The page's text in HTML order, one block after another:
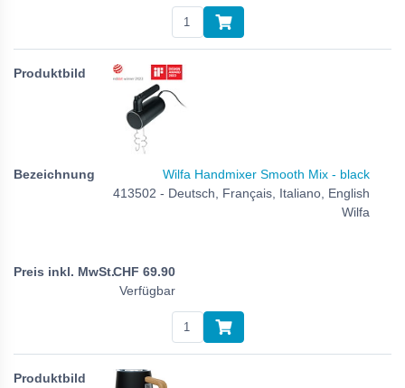
Wilfa Handmixer Smooth Mix - black
413502 - Deutsch, Français, Italiano, English
Wilfa
CHF 69.90
Verfügbar